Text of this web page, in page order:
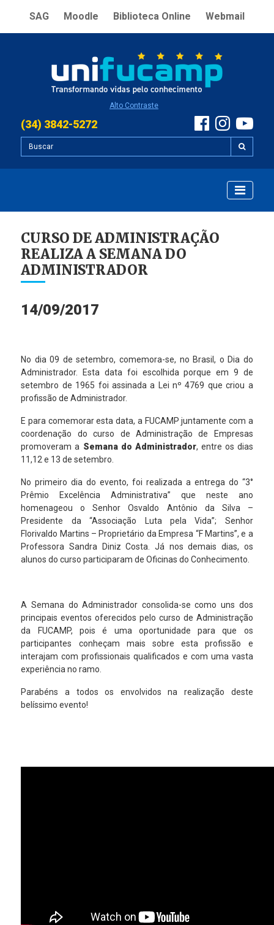
SAG Moodle Biblioteca Online Webmail
Alto Contraste
(34) 3842-5272
CURSO DE ADMINISTRAÇÃO
REALIZA A SEMANA DO
ADMINISTRADOR
14/09/2017
No dia 09 de setembro, comemora-se, no Brasil, o Dia do
Administrador. Esta data foi escolhida porque em 9 de
setembro de 1965 foi assinada a Lei nº 4769 que criou a
profissão de Administrador.
E para comemorar esta data, a FUCAMP juntamente com a
coordenação do curso de Administração de Empresas
promoveram a Semana do Administrador, entre os dias
11,12 e 13 de setembro.
No primeiro dia do evento, foi realizada a entrega do “3°
Prêmio Excelência Administrativa” que neste ano
homenageou o Senhor Osvaldo Antônio da Silva –
Presidente da “Associação Luta pela Vida”; Senhor
Florivaldo Martins – Proprietário da Empresa “F Martins”, e a
Professora Sandra Diniz Costa. Já nos demais dias, os
alunos do curso participaram de Oficinas do Conhecimento.
A Semana do Administrador consolida-se como uns dos
principais eventos oferecidos pelo curso de Administração
da FUCAMP, pois é uma oportunidade para que os
participantes conheçam mais sobre esta profissão e
interajam com profissionais qualificados e com uma vasta
experiência no ramo.
Parabéns a todos os envolvidos na realização deste
belíssimo evento!